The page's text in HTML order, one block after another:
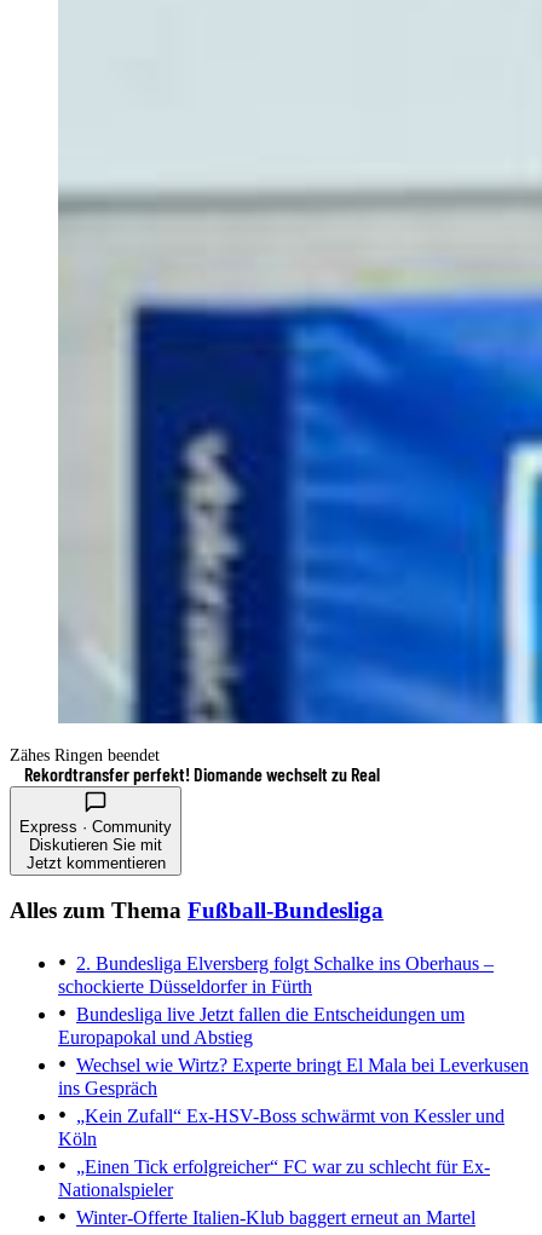
Zähes Ringen beendet
Rekordtransfer perfekt! Diomande wechselt zu Real
Express · Community
Diskutieren Sie mit
Jetzt kommentieren
Alles zum Thema Fußball-Bundesliga
2. Bundesliga Elversberg folgt Schalke ins Oberhaus –
schockierte Düsseldorfer in Fürth
Bundesliga live Jetzt fallen die Entscheidungen um
Europapokal und Abstieg
Wechsel wie Wirtz? Experte bringt El Mala bei Leverkusen
ins Gespräch
„Kein Zufall“ Ex-HSV-Boss schwärmt von Kessler und
Köln
„Einen Tick erfolgreicher“ FC war zu schlecht für Ex-
Nationalspieler
Winter-Offerte Italien-Klub baggert erneut an Martel